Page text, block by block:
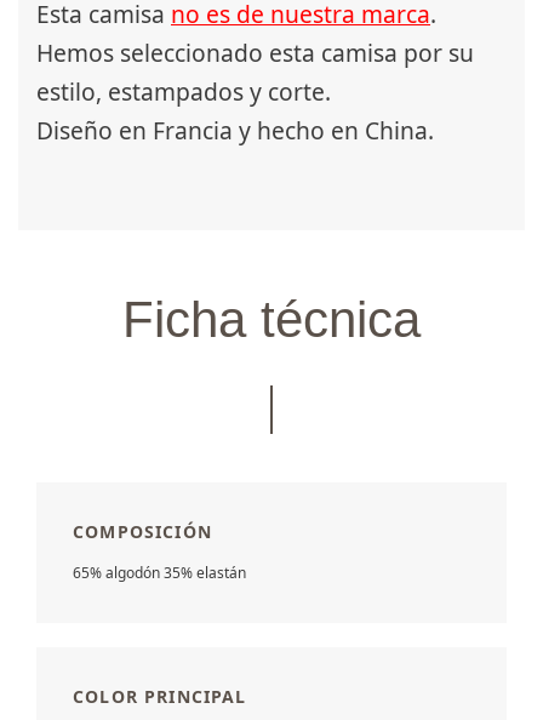
Esta camisa no es de nuestra marca.
Hemos seleccionado esta camisa por su
estilo, estampados y corte.
Diseño en Francia y hecho en China.
Ficha técnica
COMPOSICIÓN
65% algodón 35% elastán
COLOR PRINCIPAL